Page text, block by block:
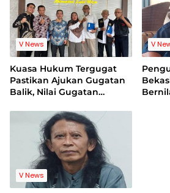
V News
Kuasa Hukum Tergugat
Pastikan Ajukan Gugatan
Balik, Nilai Gugatan
Legal Standing
V
V News